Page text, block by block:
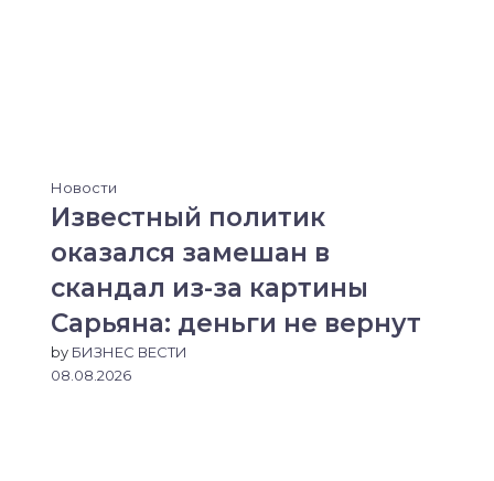
Новости
Известный политик
оказался замешан в
скандал из-за картины
Сарьяна: деньги не вернут
by БИЗНЕС ВЕСТИ
08.08.2026